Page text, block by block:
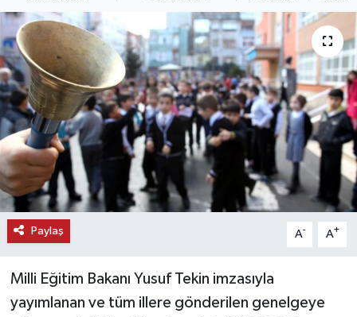
Paylaş A- A+
Milli Eğitim Bakanı Yusuf Tekin imzasıyla
yayımlanan ve tüm illere gönderilen genelgeye
ÖZEL HABER
SAĞLIK
SPOR
TEKNOLOJİ
TİCARET
YAŞAM